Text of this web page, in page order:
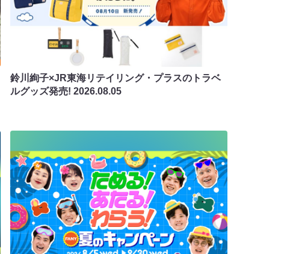
鈴川絢子×JR東海リテイリング・プラスのトラベ
ルグッズ発売! 2026.08.05